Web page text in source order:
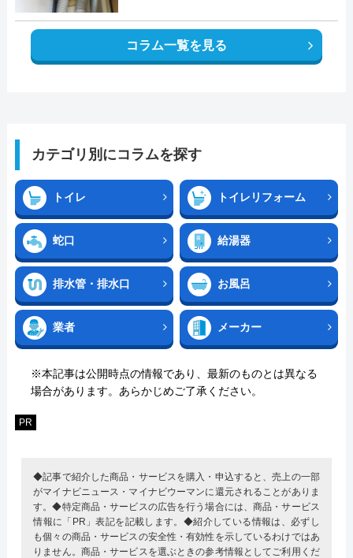
コラム一覧を見る
カテゴリ別にコラムを探す
トイレ トイレリフォーム
蛇口 給湯器
排水管・排水口 お風呂
業者 メーカー
※本記事は公開時点の情報であり、最新のものとは異なる
場合があります。あらかじめご了承ください。
PR
◆記事で紹介した商品・サービスを購入・申込すると、売上の一部
がマイナビニュース・マイナビウーマンに還元されることがありま
す。◆特定商品・サービスの広告を行う場合には、商品・サービス
情報に「PR」表記を記載します。◆紹介している情報は、必ずし
も個々の商品・サービスの安全性・有効性を示しているわけではあ
りません。商品・サービスを選ぶときの参考情報としてご利用くだ